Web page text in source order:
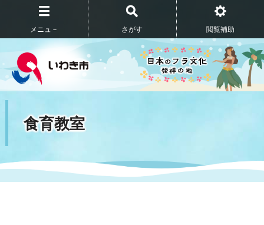
メニュ－ さがす 閲覧補助
食育教室